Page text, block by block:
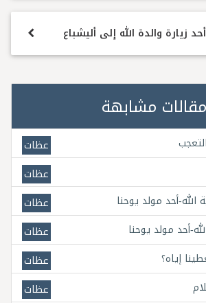
أحد زيارة والدة الله إلى أليشباع
مقالات مشابهة
عظات
عظات
الله-أحد مولد يوحنا
عظات
أحد مولد يوحنا
عظات
إياه؟
عظات
عظات